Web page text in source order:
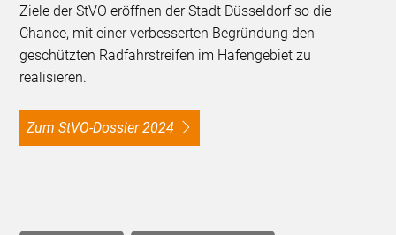
Ziele der StVO eröffnen der Stadt Düsseldorf so die
Chance, mit einer verbesserten Begründung den
geschützten Radfahrstreifen im Hafengebiet zu
realisieren.
Zum StVO-Dossier 2024